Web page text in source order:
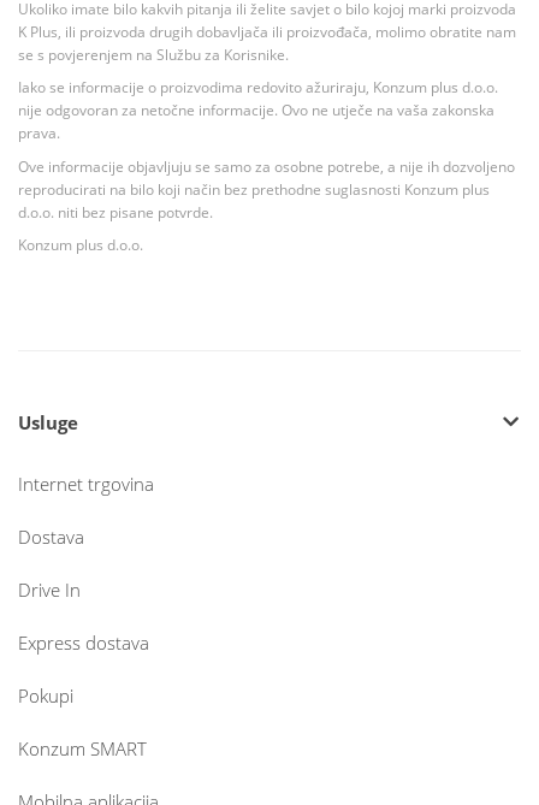
Ukoliko imate bilo kakvih pitanja ili želite savjet o bilo kojoj marki proizvoda
K Plus, ili proizvoda drugih dobavljača ili proizvođača, molimo obratite nam
se s povjerenjem na Službu za Korisnike.
Iako se informacije o proizvodima redovito ažuriraju, Konzum plus d.o.o.
nije odgovoran za netočne informacije. Ovo ne utječe na vaša zakonska
prava.
Ove informacije objavljuju se samo za osobne potrebe, a nije ih dozvoljeno
reproducirati na bilo koji način bez prethodne suglasnosti Konzum plus
d.o.o. niti bez pisane potvrde.
Konzum plus d.o.o.
Usluge
Internet trgovina
Dostava
Drive In
Express dostava
Pokupi
Konzum SMART